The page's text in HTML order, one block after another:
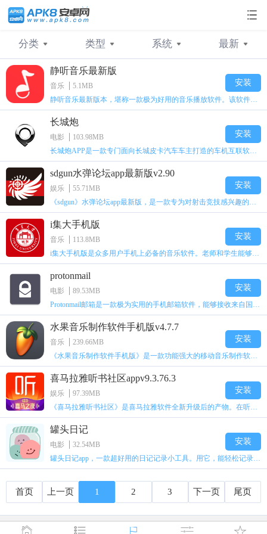
分类
不限 日常应用 系统工具
通讯应用 桌面美化 社交聊天
网络工具 购物消费
教育阅读 游戏辅助
类型
不限 电台
音乐 娱乐 电影
系统
不限 苹果
最新
最新静听音乐最新版
音乐
5.1MB
安装
长城炮
电影
103.98MB
安装
sdgun水弹论坛app最新版v2.90
娱乐
55.71MB
安装
i集大手机版
音乐
113.8MB
安装
protonmail
电影
89.53MB
安装
水果音乐制作软件手机版v4.7.7
音乐
239.66MB
安装
喜马拉雅听书社区appv9.3.76.3
娱乐
97.39MB
安装
罐头日记
电影
32.54MB
安装
首页 上一页 1 2 3 下一页 尾页